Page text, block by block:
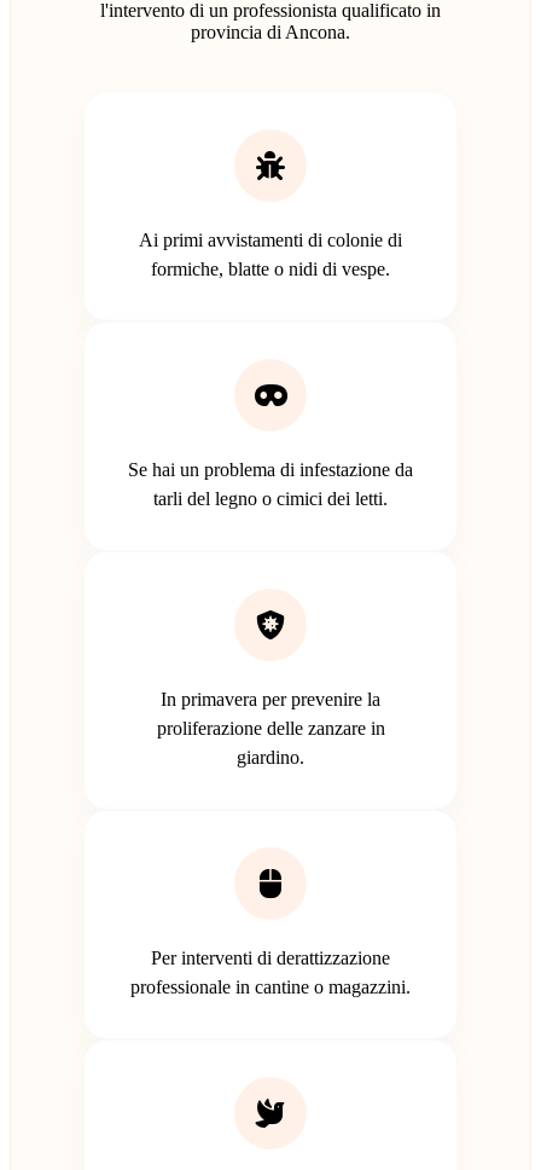
l'intervento di un professionista qualificato in
provincia di Ancona.
Ai primi avvistamenti di colonie di
formiche, blatte o nidi di vespe.
Se hai un problema di infestazione da
tarli del legno o cimici dei letti.
In primavera per prevenire la
proliferazione delle zanzare in
giardino.
Per interventi di derattizzazione
professionale in cantine o magazzini.